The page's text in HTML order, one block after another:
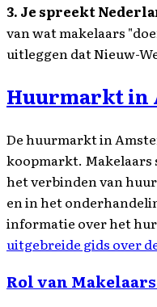
3. Je spreekt
van wat makelaars
uitleggen dat Nieuw-
Huurmarkt in
De huurmarkt in
koopmarkt. Makelaars
het verbinden van
en in het
informatie over het
uitgebreide gids over
Rol van